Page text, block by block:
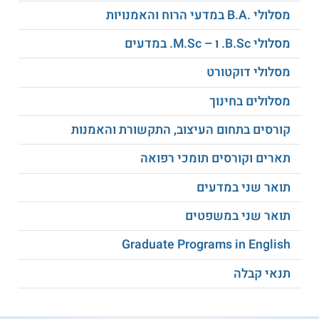
קריירות מגוונות לתעשייה ולמחקר בארץ
ובעולם.
קמפוס תומך ומעודד מצוינות, חשיבה חוצה
תחומים, והערכה אקדמית גבוהה.
באופן אישי - זה מה שהופך את המסלול לייחודי:
המסלול אינו רק מפתח כלי חשיבה; הוא נותן לך לגרום
לדבר. בקמפוס אוניברסיטת בר-אילן מקבלים חיבור אמיתי בין
תיאוריה לשדה, בין הפיזיקה הדקה לבין הקוד אשר הופך את
העולם לחכם יותר.
למידע נוסף לחצו:
מסלולי .B.A במדעי הרוח והאמנויות
מסלולי B.Sc. ו – M.Sc. במדעים
מסלולי דוקטורט
מסלולים בחינוך
קורסים בתחום העיצוב, התקשורת והאמנות
תארים וקורסים תומכי רפואה
תואר שני במדעים
תואר שני במשפטים
Graduate Programs in English
תנאי קבלה